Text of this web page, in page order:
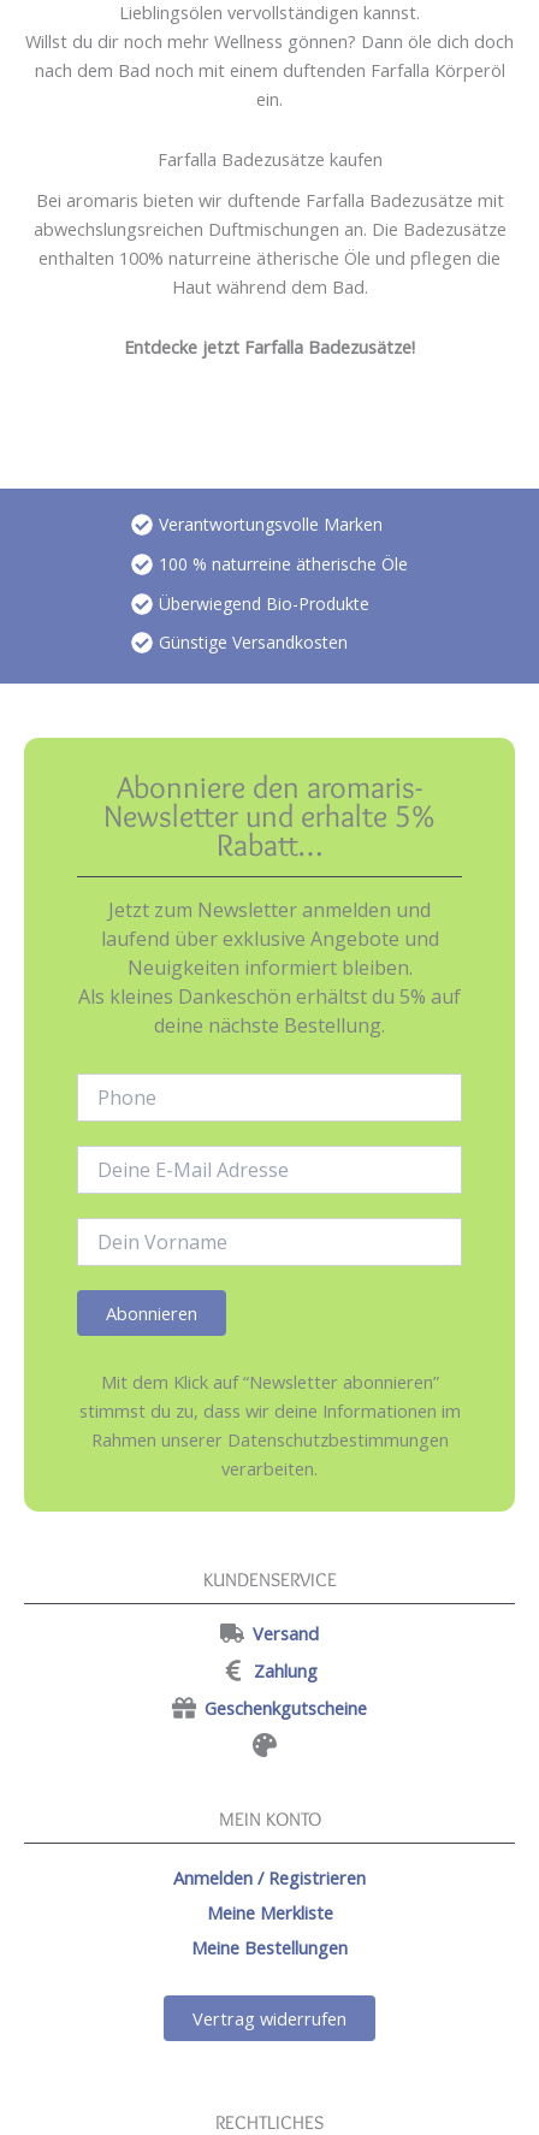
Lieblingsölen vervollständigen kannst.
Willst du dir noch mehr Wellness gönnen? Dann öle dich doch
nach dem Bad noch mit einem duftenden Farfalla Körperöl
ein.
Farfalla Badezusätze kaufen
Bei aromaris bieten wir duftende Farfalla Badezusätze mit
abwechslungsreichen Duftmischungen an. Die Badezusätze
enthalten 100% naturreine ätherische Öle und pflegen die
Haut während dem Bad.
Entdecke jetzt Farfalla Badezusätze!
Verantwortungsvolle Marken
100 % naturreine ätherische Öle
Überwiegend Bio-Produkte
Günstige Versandkosten
Abonniere den aromaris-
Newsletter und erhalte 5%
Rabatt…
Jetzt zum Newsletter anmelden und
laufend über exklusive Angebote und
Neuigkeiten informiert bleiben.
Als kleines Dankeschön erhältst du 5% auf
deine nächste Bestellung.
Mail-
Mit dem Klick auf “Newsletter abonnieren”
stimmst du zu, dass wir deine Informationen im
Rahmen unserer Datenschutzbestimmungen
verarbeiten.
KUNDENSERVICE
Versand
Zahlung
Geschenkgutscheine
MEIN KONTO
Anmelden / Registrieren
Meine Merkliste
Meine Bestellungen
Vertrag widerrufen
RECHTLICHES